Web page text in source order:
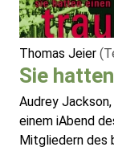
Thomas Jeier
Sie
Audrey
einem iAbend
Mitgliedern des